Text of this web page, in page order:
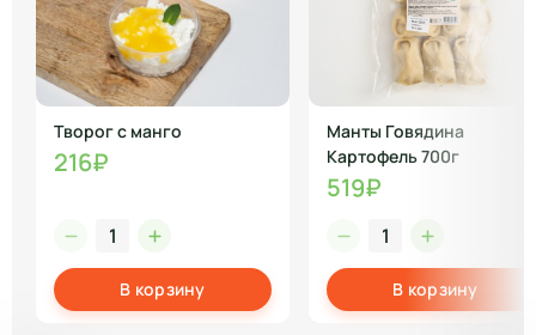
Творог с манго
216₽
В корзину
Манты Говядина
Картофель 700г
519₽
В корзину